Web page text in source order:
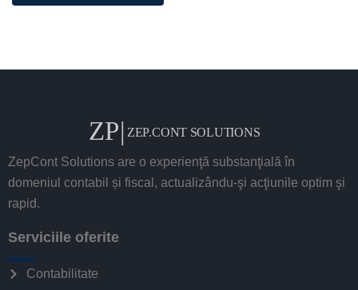
ZepCont Solutions are o experienţă substanţială în
domeniul contabil și fiscal, actualizându-şi acţiunile optim şi
rapid.
Serviciile oferite
Contabilitate